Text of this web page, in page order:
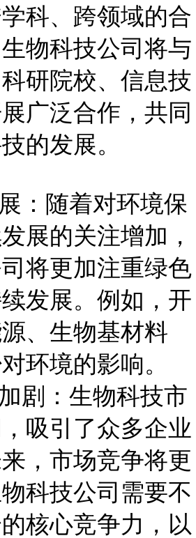
科、跨领域的合
物科技公司将与
研院校、信息技
广泛合作，共同
的发展。
：随着对环境保
展的关注增加，
将更加注重绿色
发展。例如，开
、生物基材料
环境的影响。
剧：生物科技市
吸引了众多企业
，市场竞争将更
科技公司需要不
核心竞争力，以